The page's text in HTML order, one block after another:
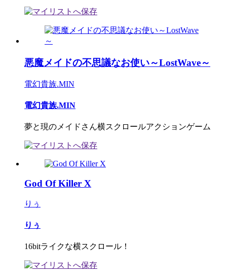
悪魔メイドの不思議なお使い～LostWave～
電幻貴族.MIN
電幻貴族.MIN
夢と現のメイドさん横スクロールアクションゲーム
God Of Killer X
りぅ
りぅ
16bitライクな横スクロール！